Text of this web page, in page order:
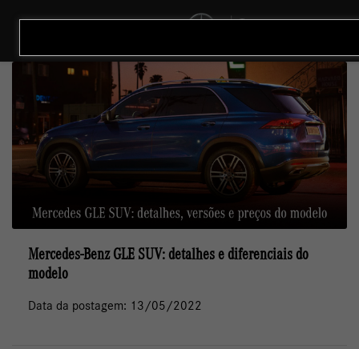
Mercedes-Benz GLE SUV: detalhes e diferenciais do
modelo
Data da postagem: 13/05/2022